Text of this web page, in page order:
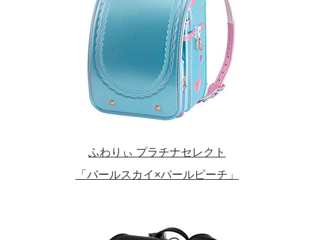
ふわりぃ プラチナセレクト
「パールスカイ×パールピーチ」